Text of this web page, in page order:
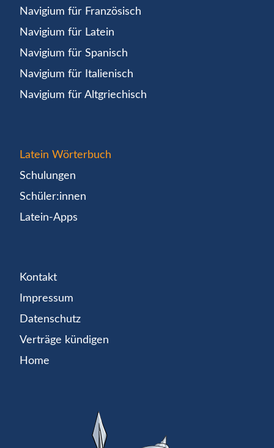
Navigium für Französisch
Navigium für Latein
Navigium für Spanisch
Navigium für Italienisch
Navigium für Altgriechisch
Latein Wörterbuch
Schulungen
Schüler:innen
Latein-Apps
Kontakt
Impressum
Datenschutz
Verträge kündigen
Home